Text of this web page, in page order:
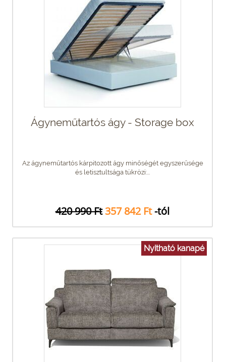
Ágyneműtartós ágy - Storage box
Az ágyneműtartós kárpitozott ágy minőségét egyszerűsége
és letisztultsága tükrözi:...
420 990 Ft 357 842 Ft-tól
Nyitható kanapé